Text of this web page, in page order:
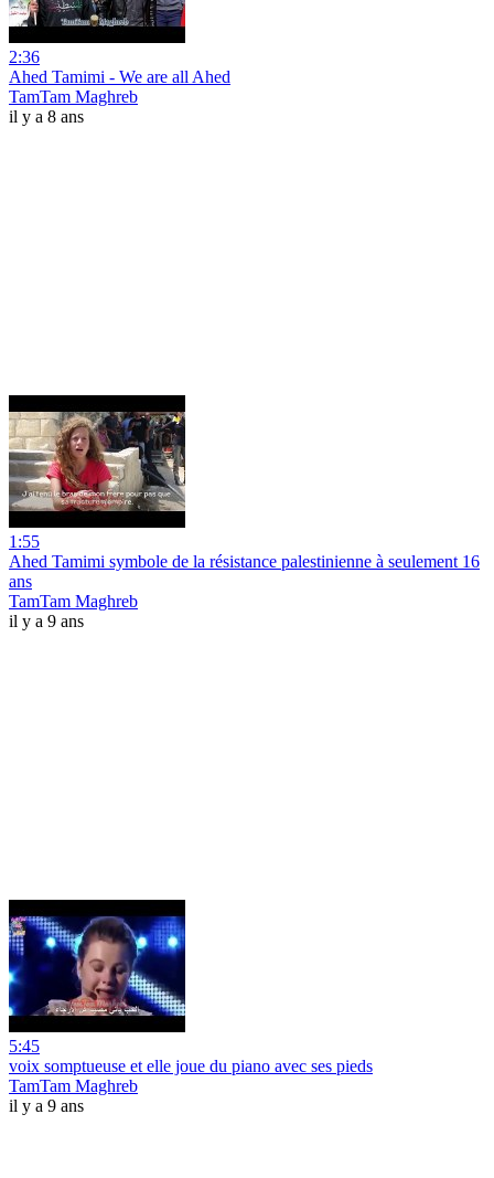
2:36
Ahed Tamimi - We are all Ahed
TamTam Maghreb
il y a 8 ans
1:55
Ahed Tamimi symbole de la résistance palestinienne à seulement 16
ans
TamTam Maghreb
il y a 9 ans
5:45
voix somptueuse et elle joue du piano avec ses pieds
TamTam Maghreb
il y a 9 ans